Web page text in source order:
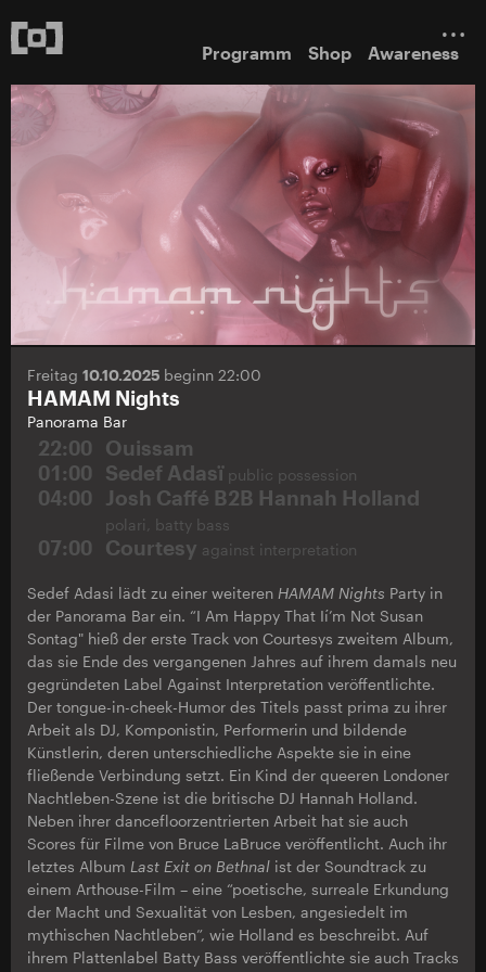
Programm Shop Awareness
Freitag 10.10.2025 beginn 22:00
HAMAM Nights
Panorama Bar
22:00
Ouissam
01:00
Sedef Adasï public possession
04:00 Josh Caffé B2B Hannah Holland
polari, batty bass
07:00 Courtesy against interpretation
Sedef Adasi lädt zu einer weiteren HAMAM Nights Party in
der Panorama Bar ein. “I Am Happy That Ií’m Not Susan
Sontag" hieß der erste Track von Courtesys zweitem Album,
das sie Ende des vergangenen Jahres auf ihrem damals neu
gegründeten Label Against Interpretation veröffentlichte.
Der tongue-in-cheek-Humor des Titels passt prima zu ihrer
Arbeit als DJ, Komponistin, Performerin und bildende
Künstlerin, deren unterschiedliche Aspekte sie in eine
fließende Verbindung setzt. Ein Kind der queeren Londoner
Nachtleben-Szene ist die britische DJ Hannah Holland.
Neben ihrer dancefloorzentrierten Arbeit hat sie auch
Scores für Filme von Bruce LaBruce veröffentlicht. Auch ihr
letztes Album Last Exit on Bethnal ist der Soundtrack zu
einem Arthouse-Film – eine “poetische, surreale Erkundung
der Macht und Sexualität von Lesben, angesiedelt im
mythischen Nachtleben”, wie Holland es beschreibt. Auf
ihrem Plattenlabel Batty Bass veröffentlichte sie auch Tracks